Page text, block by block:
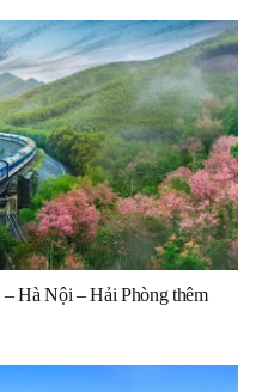
Hà Nội – Hải Phòng thêm